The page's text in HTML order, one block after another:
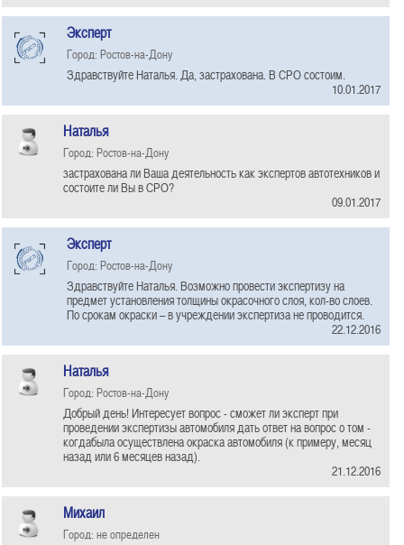
Эксперт
Город: Ростов-на-Дону
Здравствуйте Наталья. Да, застрахована. В СРО состоим.
10.01.2017
Наталья
Город: Ростов-на-Дону
застрахована ли Ваша деятельность как экспертов автотехников и
состоите ли Вы в СРО?
09.01.2017
Эксперт
Город: Ростов-на-Дону
Здравствуйте Наталья. Возможно провести экспертизу на
предмет установления толщины окрасочного слоя, кол-во слоев.
По срокам окраски – в учреждении экспертиза не проводится.
22.12.2016
Наталья
Город: Ростов-на-Дону
Добрый день! Интересует вопрос - сможет ли эксперт при
проведении экспертизы автомобиля дать ответ на вопрос о том -
когдабыла осуществлена окраска автомобиля (к примеру, месяц
назад или 6 месяцев назад).
21.12.2016
Михаил
Город: не определен